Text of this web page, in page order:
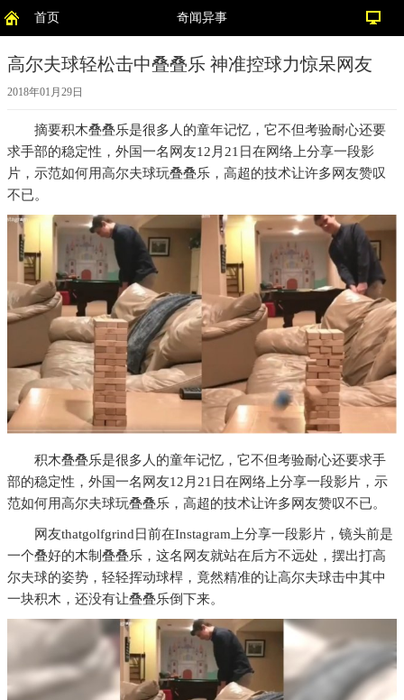
首页 奇闻异事
高尔夫球轻松击中叠叠乐 神准控球力惊呆网友
2018年01月29日
摘要积木叠叠乐是很多人的童年记忆，它不但考验耐心还要
求手部的稳定性，外国一名网友12月21日在网络上分享一段影
片，示范如何用高尔夫球玩叠叠乐，高超的技术让许多网友赞叹
不已。
积木叠叠乐是很多人的童年记忆，它不但考验耐心还要求手
部的稳定性，外国一名网友12月21日在网络上分享一段影片，示
范如何用高尔夫球玩叠叠乐，高超的技术让许多网友赞叹不已。
网友thatgolfgrind日前在Instagram上分享一段影片，镜头前是
一个叠好的木制叠叠乐，这名网友就站在后方不远处，摆出打高
尔夫球的姿势，轻轻挥动球桿，竟然精准的让高尔夫球击中其中
一块积木，还没有让叠叠乐倒下来。